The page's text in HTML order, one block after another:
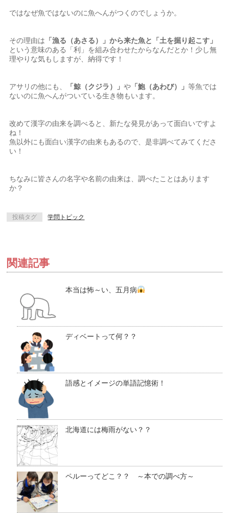
ではなぜ魚ではないのに魚へんがつくのでしょうか。
その理由は 「漁る（あさる）」から来た魚と「土を掘り起こす」
という意味のある「利」を組み合わせたからなんだとか！少し無
理やりな気もしますが、納得です！
アサリの他にも、 「鯨（クジラ）」や 「鮑（あわび）」等魚では
ないのに魚へんがついている生き物もいます。
改めて漢字の由来を調べると、新たな発見があって面白いですよ
ね！
魚以外にも面白い漢字の由来もあるので、是非調べてみてくださ
い！
ちなみに皆さんの名字や名前の由来は、調べたことはあります
か？
投稿タグ 学問トピック
関連記事
本当は怖～い、五月病
ディベートって何？？
語感とイメージの単語記憶術！
北海道には梅雨がない？？
ペルーってどこ？？ ～本での調べ方～